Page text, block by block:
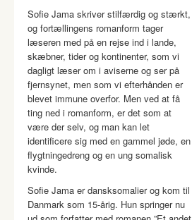
Sofie Jama skriver stilfærdig og stærkt,
og fortællingens romanform tager
læseren med på en rejse ind i lande,
skæbner, tider og kontinenter, som vi
dagligt læser om i aviserne og ser på
fjernsynet, men som vi efterhånden er
blevet immune overfor. Men ved at få
ting ned i romanform, er det som at
være der selv, og man kan let
identificere sig med en gammel jøde, en
flygtningedreng og en ung somalisk
kvinde.
Sofie Jama er dansksomalier og kom til
Danmark som 15-årig. Hun springer nu